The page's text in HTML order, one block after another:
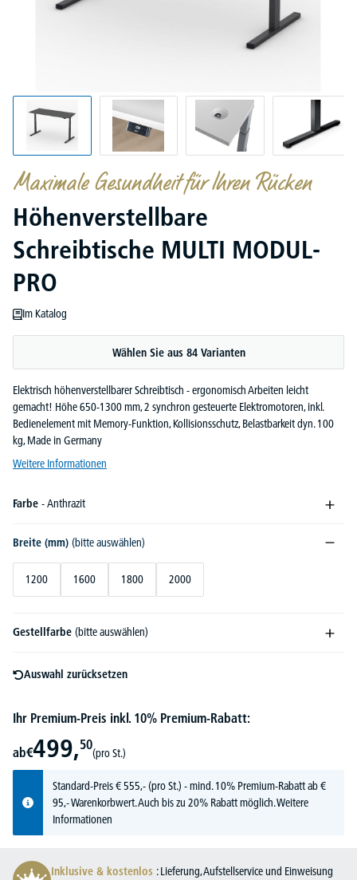
Maximale Gesundheit für Ihren Rücken
Höhenverstellbare
Schreibtische MULTI MODUL-
PRO
Im Katalog
Wählen Sie aus 84 Varianten
Elektrisch höhenverstellbarer Schreibtisch - ergonomisch Arbeiten leicht
gemacht! Höhe 650-1300 mm, 2 synchron gesteuerte Elektromotoren, inkl.
Bedienelement mit Memory-Funktion, Kollisionsschutz, Belastbarkeit dyn. 100
kg, Made in Germany
Weitere Informationen
Farbe - Anthrazit
Breite (mm) (bitte auswählen)
1200 1600 1800 2000
Gestellfarbe (bitte auswählen)
Auswahl zurücksetzen
Ihr Premium-Preis inkl. 10% Premium-Rabatt:
ab€499,50
(pro St.)
Standard-Preis€ 555,-(pro St.) - mind. 10% Premium-Rabatt ab €
95,- Warenkorbwert. Auch bis zu 20% Rabatt möglich.Weitere
Informationen
Inklusive & kostenlos : Lieferung, Aufstellservice und Einweisung